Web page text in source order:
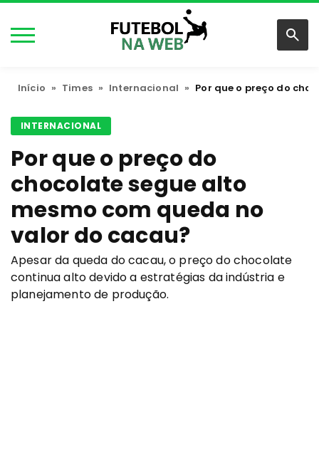
Início » Times » Internacional » Por que o preço do
INTERNACIONAL
Por que o preço do
chocolate segue alto
mesmo com queda no
valor do cacau?
Apesar da queda do cacau, o preço do chocolate
continua alto devido a estratégias da indústria e
planejamento de produção.